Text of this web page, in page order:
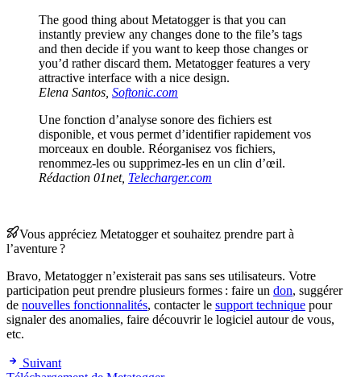
The good thing about Metatogger is that you can
instantly preview any changes done to the file’s tags
and then decide if you want to keep those changes or
you’d rather discard them. Metatogger features a very
attractive interface with a nice design.
Elena Santos, Softonic.com
Une fonction d’analyse sonore des fichiers est
disponible, et vous permet d’identifier rapidement vos
morceaux en double. Réorganisez vos fichiers,
renommez-les ou supprimez-les en un clin d’œil.
Rédaction 01net, Telecharger.com
Vous appréciez Metatogger et souhaitez prendre part à
l’aventure ?
Bravo, Metatogger n’existerait pas sans ses utilisateurs. Votre
participation peut prendre plusieurs formes : faire un don, suggérer
de nouvelles fonctionnalités, contacter le support technique pour
signaler des anomalies, faire découvrir le logiciel autour de vous,
etc.
Suivant